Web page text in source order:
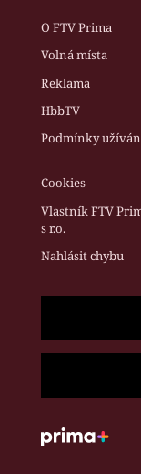
O FTV Prima
Volná místa
Reklama
HbbTV
Podmínky
Cookies
Vlastník FTV
s r.o.
Nahlásit chybu